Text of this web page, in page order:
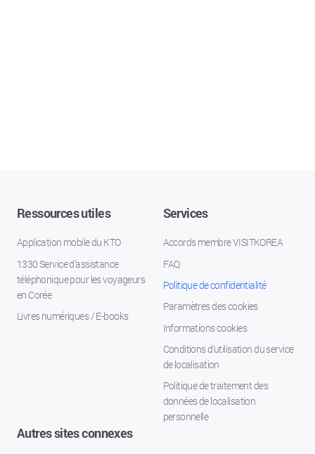
Ressources utiles
Application mobile du KTO
1330 Service d'assistance
téléphonique pour les voyageurs
en Corée
Livres numériques / E-books
Services
Accords membre VISITKOREA
FAQ
Politique de confidentialité
Paramètres des cookies
Informations cookies
Conditions d’utilisation du service
de localisation
Politique de traitement des
données de localisation
personnelle
Autres sites connexes